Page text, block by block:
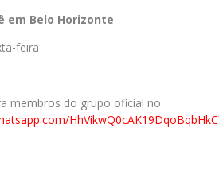
em Belo Horizonte
feira
membros do grupo oficial no